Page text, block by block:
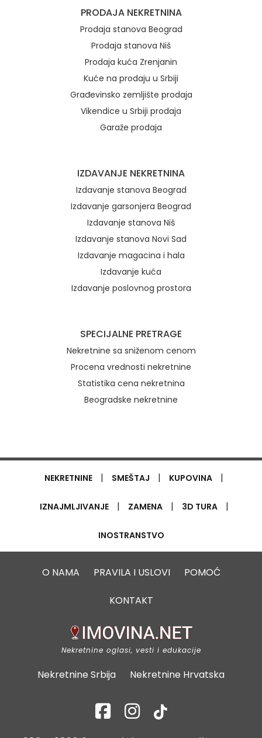
PRODAJA NEKRETNINA
Prodaja stanova Beograd
Prodaja stanova Niš
Prodaja kuća Zrenjanin
Kuće na prodaju u Srbiji
Građevinsko zemljište prodaja
Vikendice u Srbiji prodaja
Garaže prodaja
IZDAVANJE NEKRETNINA
Izdavanje stanova Beograd
Izdavanje garsonjera Beograd
Izdavanje stanova Niš
Izdavanje stanova Novi Sad
Izdavanje magacina i hala
Izdavanje kuća
Izdavanje poslovnog prostora
SPECIJALNE PRETRAGE
Nekretnine sa sniženom cenom
Procena vrednosti nekretnine
Statistika cena nekretnina
Beogradske nekretnine
NEKRETNINE | SMEŠTAJ | KUPOVINA |
IZNAJMLJIVANJE | ZAMENA | 3D TURA |
INOSTRANSTVO
O NAMA PRAVILA I USLOVI POMOĆ
KONTAKT
Nekretnine oglasi, vesti i edukacije
Nekretnine Srbija Nekretnine Hrvatska